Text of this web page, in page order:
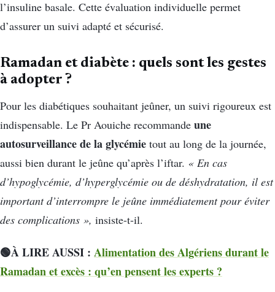
l’insuline basale. Cette évaluation individuelle permet
d’assurer un suivi adapté et sécurisé.
Ramadan et diabète : quels sont les gestes
à adopter ?
Pour les diabétiques souhaitant jeûner, un suivi rigoureux est
indispensable. Le Pr Aouiche recommande une
autosurveillance de la glycémie tout au long de la journée,
aussi bien durant le jeûne qu’après l’iftar. « En cas
d’hypoglycémie, d’hyperglycémie ou de déshydratation, il est
important d’interrompre le jeûne immédiatement pour éviter
des complications », insiste-t-il.
🟢À LIRE AUSSI : Alimentation des Algériens durant le
Ramadan et excès : qu’en pensent les experts ?